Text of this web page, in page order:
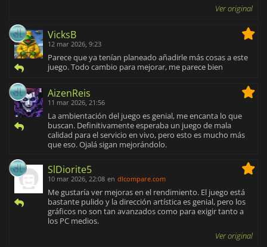
Ver original
VicksB
12 mar 2026, 9:23
Parece que ya tenían planeado añadirle más cosas a este
juego. Todo cambio para mejorar, me parece bien
AizenReis
11 mar 2026, 21:56
La ambientación del juego es genial, me encanta lo que
buscan. Definitivamente esperaba un juego de mala
calidad para el servicio en vivo, pero esto es mucho más
que eso. Ojalá sigan mejorándolo.
SlDiorite5
10 mar 2026, 22:08 en dlcompare.com
Me gustaría ver mejoras en el rendimiento. El juego está
bastante pulido y la dirección artística es genial, pero los
gráficos no son tan avanzados como para exigir tanto a
los PC medios.
Ver original